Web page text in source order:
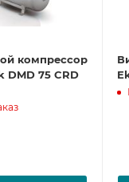
компрессор
DMD 75 CRD